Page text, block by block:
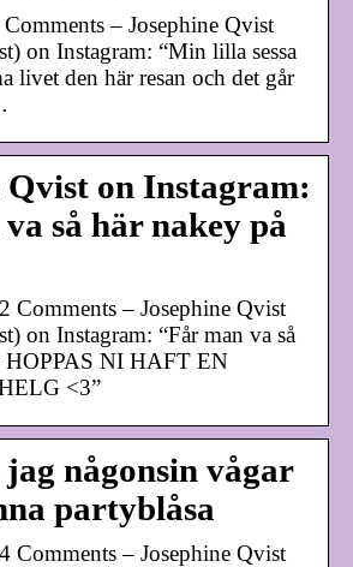
– Josephine Qvist
on Instagram: “Min lilla sessa
livet den här resan och det går
Qvist on Instagram:
så här nakey på
Comments – Josephine Qvist
on Instagram: “Får man va så
HOPPAS NI HAFT EN
<3”
jag någonsin vågar
partyblåsa
Comments – Josephine Qvist